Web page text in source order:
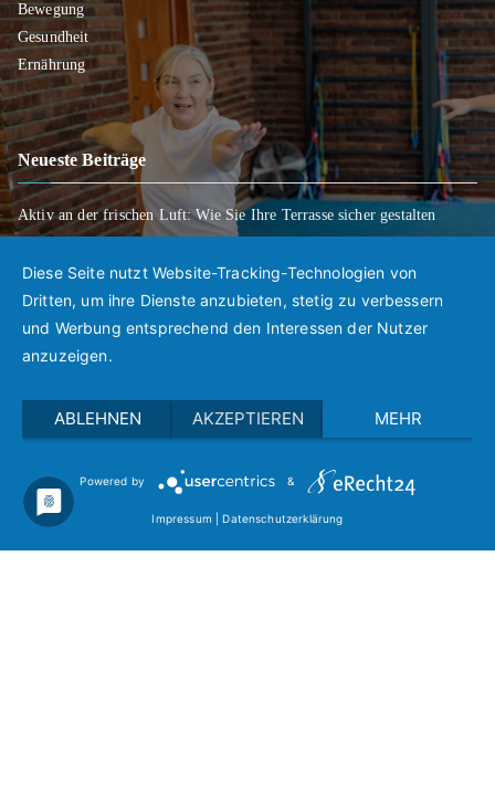
Bewegung
Gesundheit
Ernährung
Neueste Beiträge
Aktiv an der frischen Luft: Wie Sie Ihre Terrasse sicher gestalten
klar regeln
Mobil bleiben trotz Rückschlägen: So gelingt der Weg zurück in den
Alltag
Copyright © 2021 Bewegen im Alter.
Impressum
Datenschutz
Diese Seite nutzt Website-Tracking-Technologien von
Dritten, um ihre Dienste anzubieten, stetig zu verbessern
und Werbung entsprechend den Interessen der Nutzer
anzuzeigen.
ABLEHNEN AKZEPTIEREN MEHR
Powered by &
Impressum Datenschutzerklärung